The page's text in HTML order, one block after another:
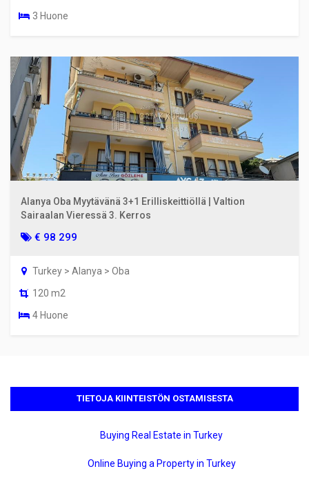
3 Huone
Alanya Oba Myytävänä 3+1 Erilliskeittiöllä | Valtion
Sairaalan Vieressä 3. Kerros
€ 98 299
Turkey > Alanya > Oba
120 m2
4 Huone
TIETOJA KIINTEISTÖN OSTAMISESTA
Buying Real Estate in Turkey
Online Buying a Property in Turkey